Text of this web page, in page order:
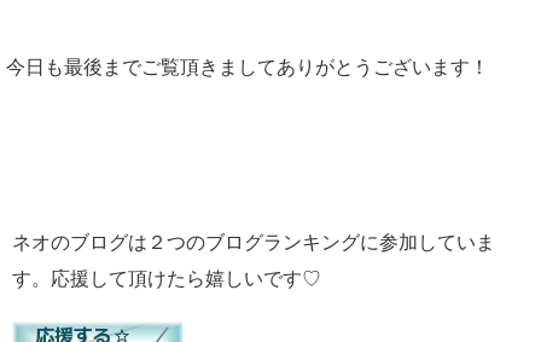
今日も最後までご覧頂きましてありがとうございます！
ネオのブログは２つのブログランキングに参加していま
す。応援して頂けたら嬉しいです♡